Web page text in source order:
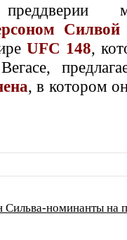
Силвой
UFC 148,
, в котором
номинанты на